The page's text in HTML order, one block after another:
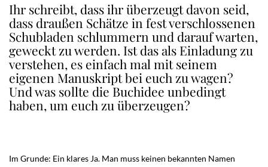
Ihr schreibt, dass ihr überzeugt davon seid,
dass draußen Schätze in fest verschlossenen
Schubladen schlummern und darauf warten,
geweckt zu werden. Ist das als Einladung zu
verstehen, es einfach mal mit seinem
eigenen Manuskript bei euch zu wagen?
Und was sollte die Buchidee unbedingt
haben, um euch zu überzeugen?
Im Grunde: Ein klares Ja. Man muss keinen bekannten Namen